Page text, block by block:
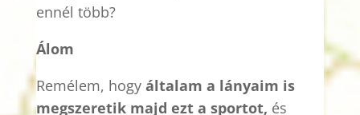
ennél több?
Álom
Remélem, hogy általam a lányaim is
megszeretik majd ezt a sportot, és